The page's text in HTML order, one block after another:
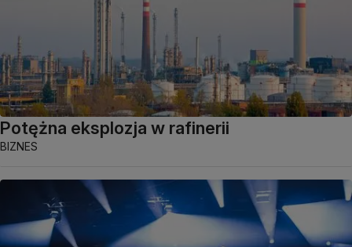
Potężna eksplozja w rafinerii
BIZNES